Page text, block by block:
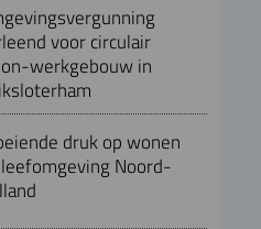
voor circulair
werkgebouw in
druk op wonen
Noord-